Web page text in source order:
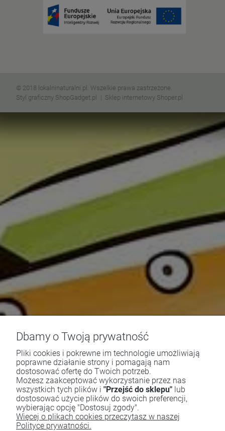
© 2018 lokalninaturalni.pl. Wszelkie prawa zastrzeżone.
Styl graficzny ShopGadget.pl
Sklep internetowy Shoper.pl
Dbamy o Twoją prywatność
Pliki cookies i pokrewne im technologie umożliwiają
poprawne działanie strony i pomagają nam
dostosować ofertę do Twoich potrzeb.
Możesz zaakceptować wykorzystanie przez nas
wszystkich tych plików i "Przejść do sklepu" lub
dostosować użycie plików do swoich preferencji,
wybierając opcję "Dostosuj zgody".
Więcej o plikach cookies przeczytasz w naszej
Polityce prywatności.